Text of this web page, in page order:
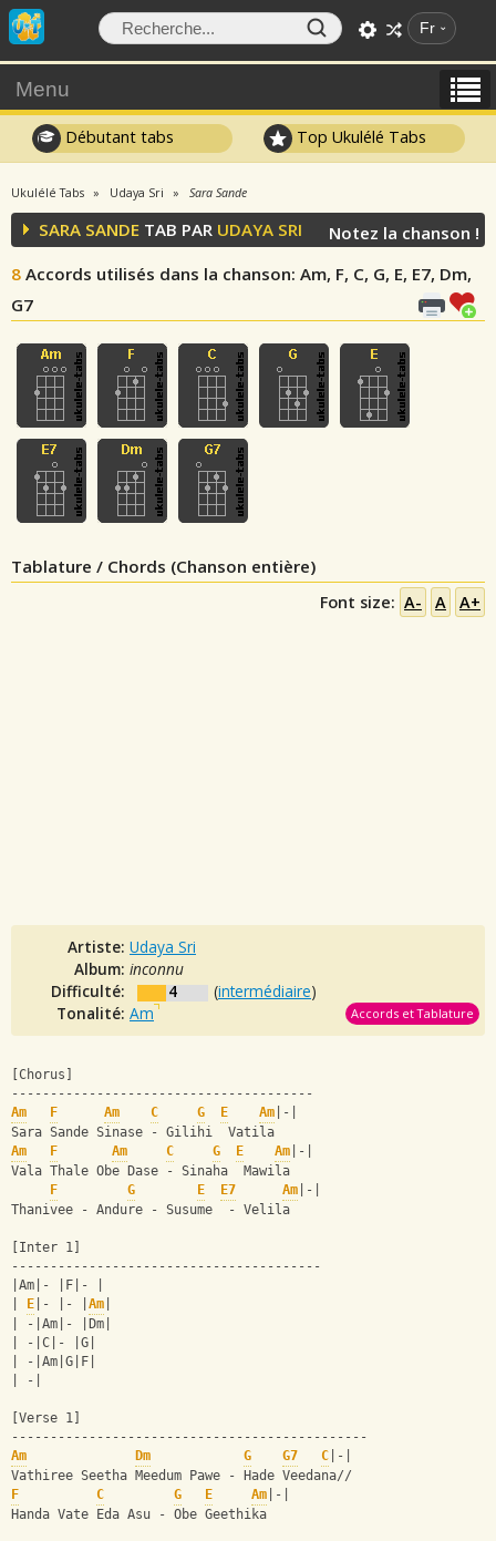
Fr
Menu
Débutant tabs Top Ukulélé Tabs
Ukulélé Tabs Udaya Sri Sara Sande
SARA SANDE TAB PAR UDAYA SRI
8 Accords utilisés dans la chanson: Am, F, C, G, E, E7, Dm,
G7
Notez la chanson !
Tablature / Chords (Chanson entière)
Font size: A- A A+
Artiste: Udaya Sri
Album: inconnu
Difficulté:
4 (intermédiaire)
Tonalité: Am Accords et Tablature
[Chorus]
---------------------------------------
Am
F Am C G E Am |-|
Sara Sande Sinase - Gilihi  Vatila
Am
F Am C G E Am |-|
Vala Thale Obe Dase - Sinaha  Mawila
F
G E E7 Am |-|
Thanivee - Andure - Susume  - Velila
[Inter 1]
----------------------------------------
|Am|- |F|- |
E |- |- | Am
| -|Am|- |Dm|
| -|C|- |G|
| -|Am|G|F|
| -|
[Verse 1]
----------------------------------------------
Am
Dm G G7 C |-|
Vathiree Seetha Meedum Pawe - Hade Veedana//
F
C G E Am |-|
Handa Vate Eda Asu - Obe Geethika